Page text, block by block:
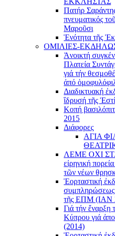
Πατήρ
πνευματικός
Μαροῦσι
Ἑνότητα τῆς
ΟΜΙΛΙΕΣ-
Ἀνοικτή
Πλατεία
γιά τήν
ἀπό
Διαδικτυακή
ἵδρυσή τῆς
Κοπή
2015
Διάφορες
ΑΓΙΑ
ΛΕΜΕ ΟΧΙ
εἰρηνική
τῶν νέων
Ἑορταστική
συμπληρώσεως
τῆς ΕΠΜ (ΙΑΝ
Γιά τήν ἔναρξη
Κύπρου γιά
(2014)